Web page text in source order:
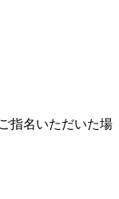
指名いただいた場